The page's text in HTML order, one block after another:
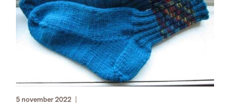
5 november 2022